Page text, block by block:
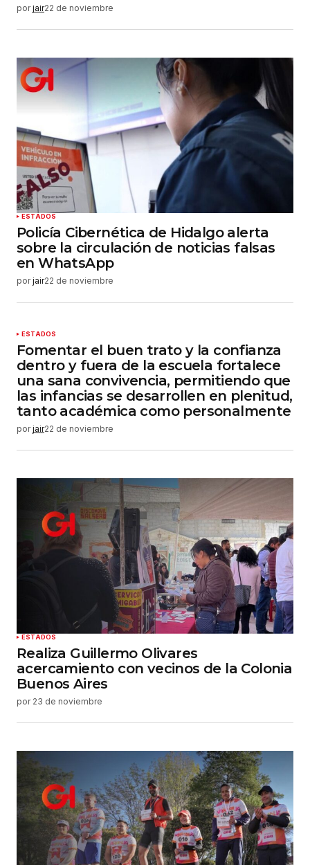
por jair22 de noviembre
ESTADOS
Policía Cibernética de Hidalgo alerta
sobre la circulación de noticias falsas
en WhatsApp
por jair22 de noviembre
ESTADOS
Fomentar el buen trato y la confianza
dentro y fuera de la escuela fortalece
una sana convivencia, permitiendo que
las infancias se desarrollen en plenitud,
tanto académica como personalmente
por jair22 de noviembre
ESTADOS
Realiza Guillermo Olivares
acercamiento con vecinos de la Colonia
Buenos Aires
por 23 de noviembre